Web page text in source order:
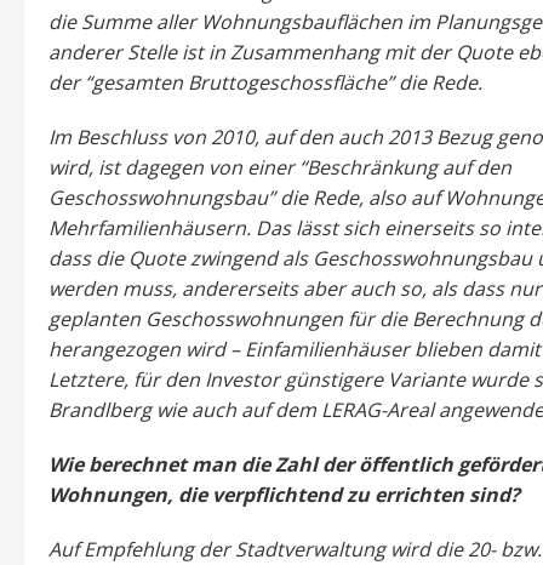
die Summe aller Wohnungsbauflächen im
anderer Stelle ist in Zusammenhang mit der Quote
der “gesamten Bruttogeschossfläche” die Rede.
Im Beschluss von 2010, auf den auch 2013 Bezug
wird, ist dagegen von einer “Beschränkung auf den
Geschosswohnungsbau” die Rede, also auf
Mehrfamilienhäusern. Das lässt sich einerseits so
dass die Quote zwingend als Geschosswohnungsbau
werden muss, andererseits aber auch so, als dass
geplanten Geschosswohnungen für die Berechnung
herangezogen wird – Einfamilienhäuser blieben
Letztere, für den Investor günstigere Variante wurde
Brandlberg wie auch auf dem LERAG-Areal
Wie berechnet man die Zahl der öffentlich
Wohnungen, die verpflichtend zu errichten sind?
Auf Empfehlung der Stadtverwaltung wird die 20-